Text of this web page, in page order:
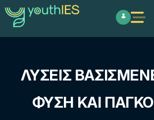
ΛΎΣΕΙΣ
ΦΎΣΗ ΚΑΙ